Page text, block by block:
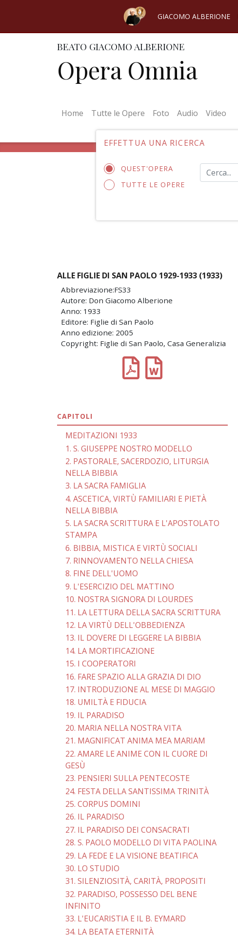
GIACOMO ALBERIONE
BEATO GIACOMO ALBERIONE
Opera Omnia
Home (current)
Tutte le Opere Foto Audio Video
EFFETTUA UNA RICERCA
QUEST'OPERA
TUTTE LE OPERE
ALLE FIGLIE DI SAN PAOLO 1929-1933 (1933)
Abbreviazione:FS33
Autore: Don Giacomo Alberione
Anno: 1933
Editore: Figlie di San Paolo
Anno edizione: 2005
Copyright: Figlie di San Paolo, Casa Generalizia
CAPITOLI
MEDITAZIONI 1933
1. S. GIUSEPPE NOSTRO MODELLO
2. PASTORALE, SACERDOZIO, LITURGIA
NELLA BIBBIA
3. LA SACRA FAMIGLIA
4. ASCETICA, VIRTÙ FAMILIARI E PIETÀ
NELLA BIBBIA
5. LA SACRA SCRITTURA E L'APOSTOLATO
STAMPA
6. BIBBIA, MISTICA E VIRTÙ SOCIALI
7. RINNOVAMENTO NELLA CHIESA
8. FINE DELL'UOMO
9. L'ESERCIZIO DEL MATTINO
10. NOSTRA SIGNORA DI LOURDES
11. LA LETTURA DELLA SACRA SCRITTURA
12. LA VIRTÙ DELL'OBBEDIENZA
13. IL DOVERE DI LEGGERE LA BIBBIA
14. LA MORTIFICAZIONE
15. I COOPERATORI
16. FARE SPAZIO ALLA GRAZIA DI DIO
17. INTRODUZIONE AL MESE DI MAGGIO
18. UMILTÀ E FIDUCIA
19. IL PARADISO
20. MARIA NELLA NOSTRA VITA
21. MAGNIFICAT ANIMA MEA MARIAM
22. AMARE LE ANIME CON IL CUORE DI
GESÙ
23. PENSIERI SULLA PENTECOSTE
24. FESTA DELLA SANTISSIMA TRINITÀ
25. CORPUS DOMINI
26. IL PARADISO
27. IL PARADISO DEI CONSACRATI
28. S. PAOLO MODELLO DI VITA PAOLINA
29. LA FEDE E LA VISIONE BEATIFICA
30. LO STUDIO
31. SILENZIOSITÀ, CARITÀ, PROPOSITI
32. PARADISO, POSSESSO DEL BENE
INFINITO
33. L'EUCARISTIA E IL B. EYMARD
34. LA BEATA ETERNITÀ